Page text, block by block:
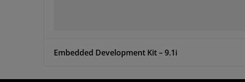
Embedded Development Kit – 9.1i